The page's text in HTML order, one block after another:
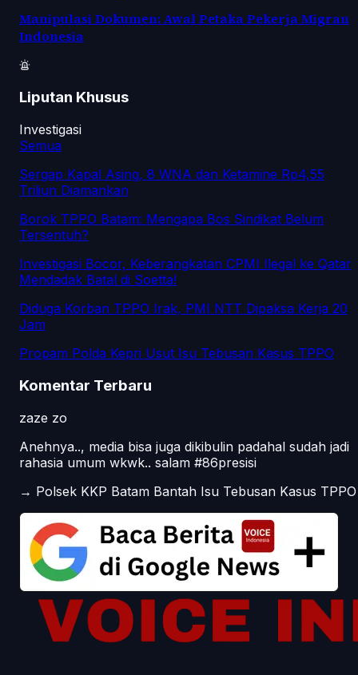
Manipulasi Dokumen: Awal Petaka Pekerja Migran
Indonesia
Liputan Khusus
Investigasi
Semua
Sergap Kapal Asing, 8 WNA dan Ketamine Rp4,55
Triliun Diamankan
Borok TPPO Batam: Mengapa Bos Sindikat Belum
Tersentuh?
Investigasi Bocor, Keberangkatan CPMI Ilegal ke Qatar
Mendadak Batal di Soetta!
Diduga Korban TPPO Irak, PMI NTT Dipaksa Kerja 20
Jam
Propam Polda Kepri Usut Isu Tebusan Kasus TPPO
Komentar Terbaru
zaze zo
Anehnya.., media bisa juga dikibulin padahal sudah jadi
rahasia umum wkwk.. salam #86presisi
→ Polsek KKP Batam Bantah Isu Tebusan Kasus TPPO